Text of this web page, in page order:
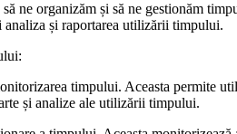
ne organizăm și să ne gestionăm
analiza și raportarea utilizării timpului.
timpului. Aceasta permite
și analize ale utilizării timpului.